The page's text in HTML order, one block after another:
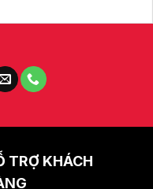
TRỢ KHÁCH